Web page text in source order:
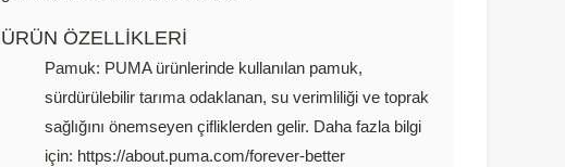
ÜRÜN ÖZELLİKLERİ
Pamuk: PUMA ürünlerinde kullanılan pamuk,
sürdürülebilir tarıma odaklanan, su verimliliği ve toprak
sağlığını önemseyen çifliklerden gelir. Daha fazla bilgi
için: https://about.puma.com/forever-better